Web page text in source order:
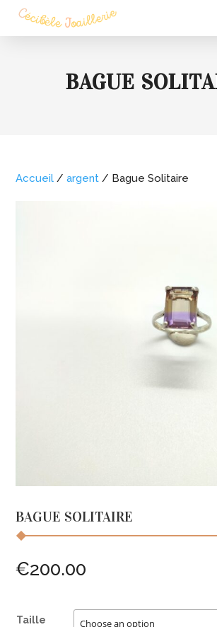
BAGUE
Accueil /argent / Bague Solitaire
BAGUE SOLITAIRE
€200.00
Taille